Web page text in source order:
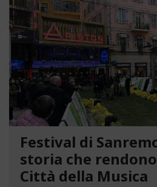
Festival di
storia che
Città della Musica